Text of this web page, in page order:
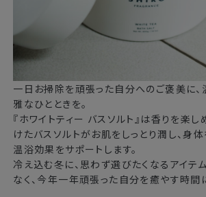
一日お掃除を頑張った自分へのご褒美に
雅なひとときを。
『ホワイトティー バスソルト』は香りを楽し
けたバスソルトがお肌をしっとり潤し、身
温浴効果をサポートします。
冷え込む冬に、思わず選びたくなるアイテ
なく、今年一年頑張った自分を癒やす時間